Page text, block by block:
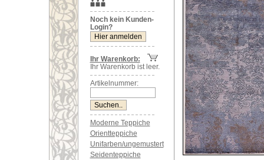
Noch kein Kunden-
Login?
Ihr Warenkorb:
Ihr Warenkorb ist leer.
Artikelnummer:
Moderne Teppiche
Orientteppiche
Unifarben/ungemustert
Seidenteppiche